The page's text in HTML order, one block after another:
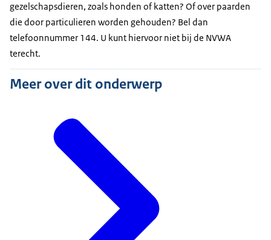
gezelschapsdieren, zoals honden of katten? Of over paarden
die door particulieren worden gehouden? Bel dan
telefoonnummer 144. U kunt hiervoor niet bij de NVWA
terecht.
Meer over dit onderwerp